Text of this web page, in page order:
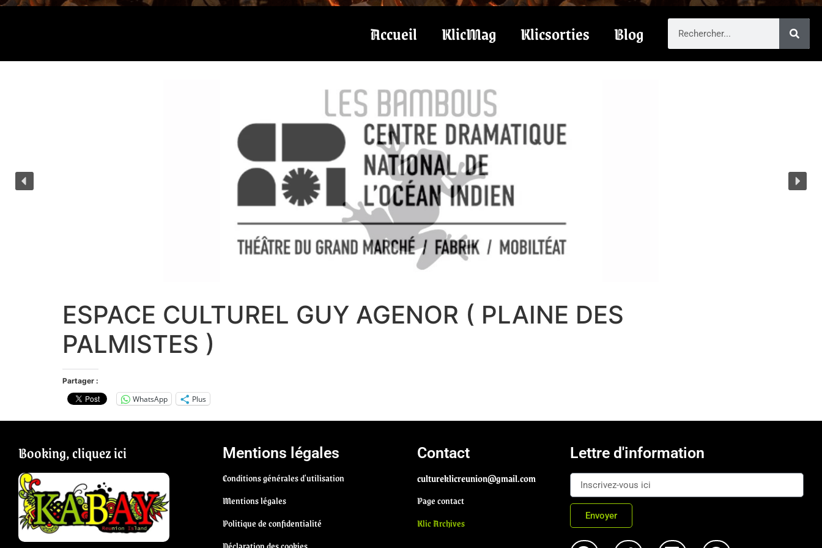
Accueil KlicMag Klicsorties Blog
ESPACE CULTUREL GUY AGENOR ( PLAINE DES
PALMISTES )
Partager :
WhatsApp Plus
Booking, cliquez ici Mentions légales
Conditions générales d'utilisation
Mentions légales
Politique de confidentialité
Contact
cultureklicreunion@gmail.com
Page contact
Klic Archives
Lettre d'information
Envoyer